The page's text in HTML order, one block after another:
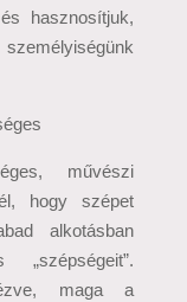
hasznosítjuk,
művészi
hogy szépet
alkotásban
maga a